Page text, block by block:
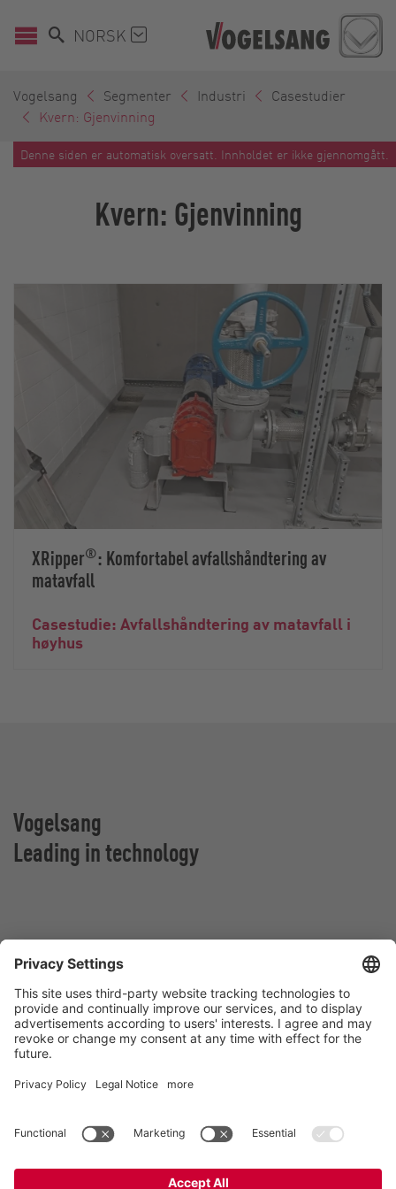
NORSK
Vogelsang Segmenter Industri
Casestudier
Kvern: Gjenvinning
Denne siden er automatisk oversatt. Innholdet er ikke gjennomgått.
Kvern: Gjenvinning
XRipper®: Komfortabel avfallshåndtering av
matavfall
Casestudie: Avfallshåndtering av matavfall i
høyhus
Vogelsang
Leading in technology
Vestringen 30
4365 Nærbø
Norge
+47 96 63 26 37
norway@vogelsang.info